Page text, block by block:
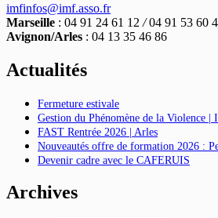
imfinfos@imf.asso.fr
Marseille : 04 91 24 61 12 /04 91 53 60
Avignon/Arles : 04 13 35 46 86
Actualités
Fermeture estivale
Gestion du Phénomène de la Violence
FAST Rentrée 2026 | Arles
Nouveautés offre de formation 2026 :
Devenir cadre avec le CAFERUIS
Archives